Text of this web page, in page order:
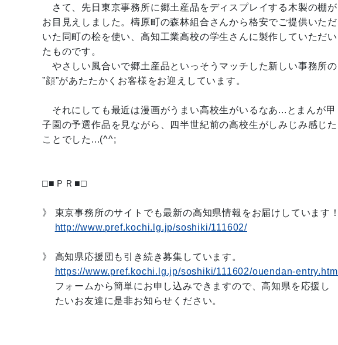
さて、先日東京事務所に郷土産品をディスプレイする木製の棚が
お目見えしました。檮原町の森林組合さんから格安でご提供いただ
いた同町の桧を使い、高知工業高校の学生さんに製作していただい
たものです。
やさしい風合いで郷土産品といっそうマッチした新しい事務所の
”顔”があたたかくお客様をお迎えしています。
それにしても最近は漫画がうまい高校生がいるなあ...とまんが甲
子園の予選作品を見ながら、四半世紀前の高校生がしみじみ感じた
ことでした...(^^;ゝ
□■ＰＲ■□
》 東京事務所のサイトでも最新の高知県情報をお届けしています！
http://www.pref.kochi.lg.jp/soshiki/111602/
》 高知県応援団も引き続き募集しています。
https://www.pref.kochi.lg.jp/soshiki/111602/ouendan-entry.html
フォームから簡単にお申し込みできますので、高知県を応援し
たいお友達に是非お知らせください。